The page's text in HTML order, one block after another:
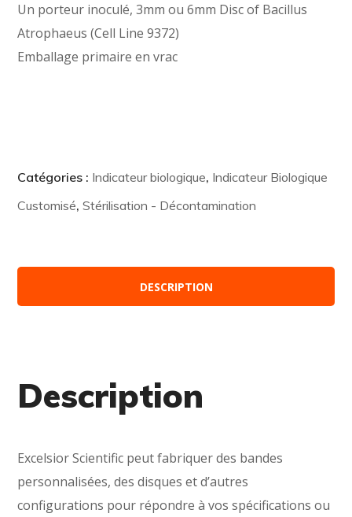
Un porteur inoculé, 3mm ou 6mm Disc of Bacillus
Atrophaeus (Cell Line 9372)
Emballage primaire en vrac
Catégories : Indicateur biologique, Indicateur Biologique
Customisé,Stérilisation - Décontamination
DESCRIPTION
Description
Excelsior Scientific peut fabriquer des bandes
personnalisées, des disques et d’autres
configurations pour répondre à vos spécifications ou